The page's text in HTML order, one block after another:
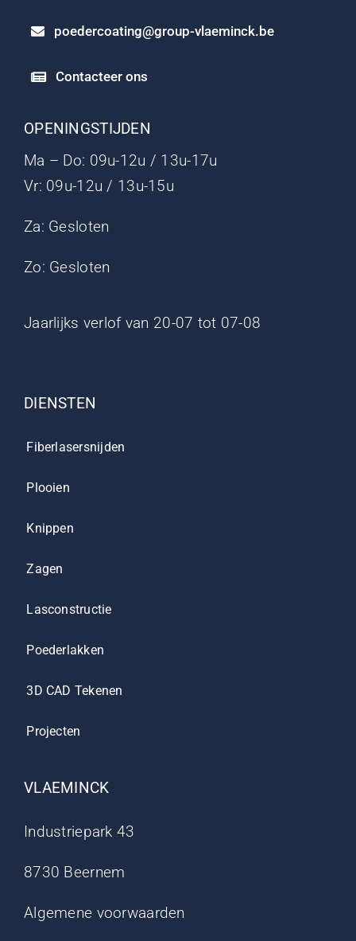
poedercoating@group-vlaeminck.be
Contacteer ons
OPENINGSTIJDEN
Ma – Do: 09u-12u / 13u-17u
Vr: 09u-12u / 13u-15u
Za: Gesloten
Zo: Gesloten
Jaarlijks verlof van 20-07 tot 07-08
DIENSTEN
Fiberlasersnijden
Plooien
Knippen
Zagen
Lasconstructie
Poederlakken
3D CAD Tekenen
Projecten
VLAEMINCK
Industriepark 43
8730 Beernem
Algemene voorwaarden